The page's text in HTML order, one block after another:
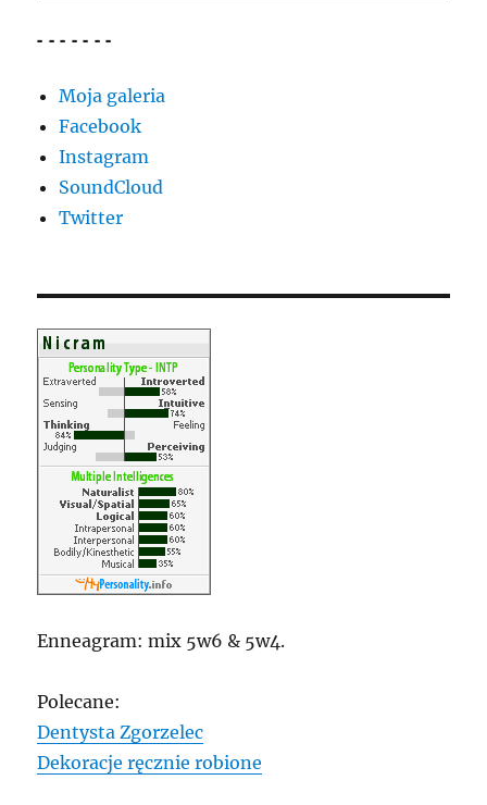
- - - - - - -
Moja galeria
Facebook
Instagram
SoundCloud
Twitter
Enneagram: mix 5w6 & 5w4.
Polecane:
Dentysta Zgorzelec
Dekoracje ręcznie robione